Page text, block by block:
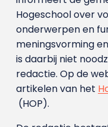
Hogeschool over
onderwerpen en
meningsvorming
is daarbij niet
redactie. Op de
artikelen van het
(HOP).